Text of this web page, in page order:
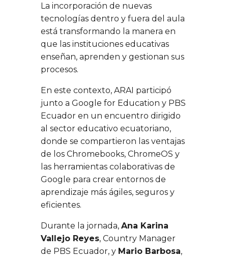
La incorporación de nuevas
tecnologías dentro y fuera del aula
está transformando la manera en
que las instituciones educativas
enseñan, aprenden y gestionan sus
procesos.
En este contexto, ARAI participó
junto a Google for Education y PBS
Ecuador en un encuentro dirigido
al sector educativo ecuatoriano,
donde se compartieron las ventajas
de los Chromebooks, ChromeOS y
las herramientas colaborativas de
Google para crear entornos de
aprendizaje más ágiles, seguros y
eficientes.
Durante la jornada, Ana Karina
Vallejo Reyes, Country Manager
de PBS Ecuador, y Mario Barbosa,